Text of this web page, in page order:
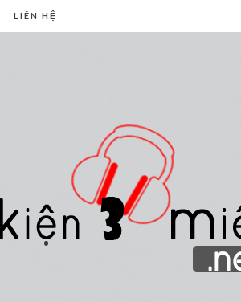
LIÊN HỆ